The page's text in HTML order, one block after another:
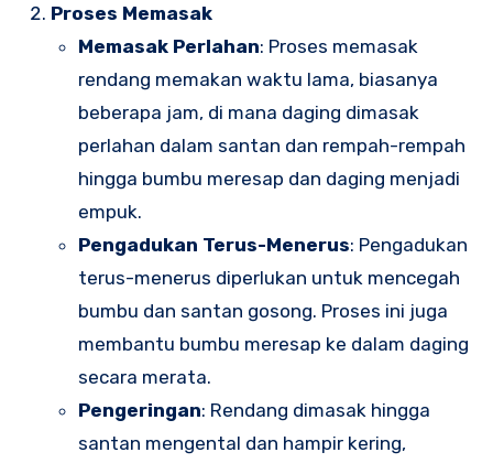
Proses Memasak
Memasak Perlahan: Proses memasak
rendang memakan waktu lama, biasanya
beberapa jam, di mana daging dimasak
perlahan dalam santan dan rempah-rempah
hingga bumbu meresap dan daging menjadi
empuk.
Pengadukan Terus-Menerus: Pengadukan
terus-menerus diperlukan untuk mencegah
bumbu dan santan gosong. Proses ini juga
membantu bumbu meresap ke dalam daging
secara merata.
Pengeringan: Rendang dimasak hingga
santan mengental dan hampir kering,